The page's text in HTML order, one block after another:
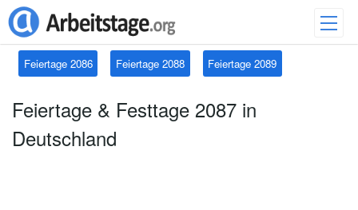
Feiertage 2086 Feiertage 2088 Feiertage 2089
Feiertage & Festtage 2087 in
Deutschland